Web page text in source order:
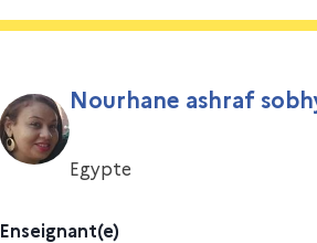
Nourhane ashraf
Egypte
Enseignant(e)